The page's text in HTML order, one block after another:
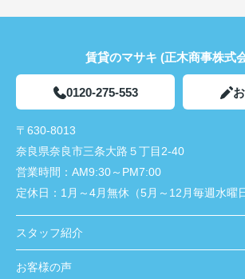
賃貸のマサキ (正木商事株式会
0120-275-553
〒630-8013
奈良県奈良市三条大路５丁目2-40
営業時間： AM9:30～PM7:00
定休日： 1月～4月無休（5月～12月毎週水曜日
スタッフ紹介
お客様の声